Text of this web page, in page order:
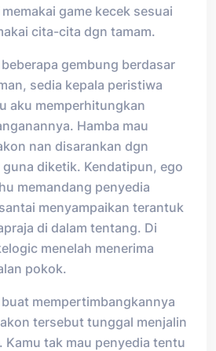
game kecek sesuai
cita-cita dgn tamam.
gembung berdasar
sedia kepala peristiwa
aku memperhitungkan
Hamba mau
nan disarankan dgn
diketik. Kendatipun, ego
memandang penyedia
menyampaikan terantuk
di dalam tentang. Di
menelah menerima
pokok.
mempertimbangkannya
tersebut tunggal menjalin
Kamu tak mau penyedia tentu